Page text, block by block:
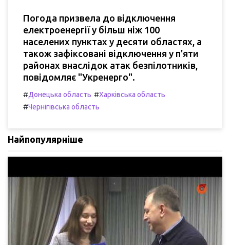
Погода призвела до відключення
електроенергії у більш ніж 100
населених пунктах у десяти областях, а
також зафіксовані відключення у п'яти
районах внаслідок атак безпілотників,
повідомляє "Укренерго".
#Донецька область #Харківська область
#Чернігівська область
Найпопулярніше